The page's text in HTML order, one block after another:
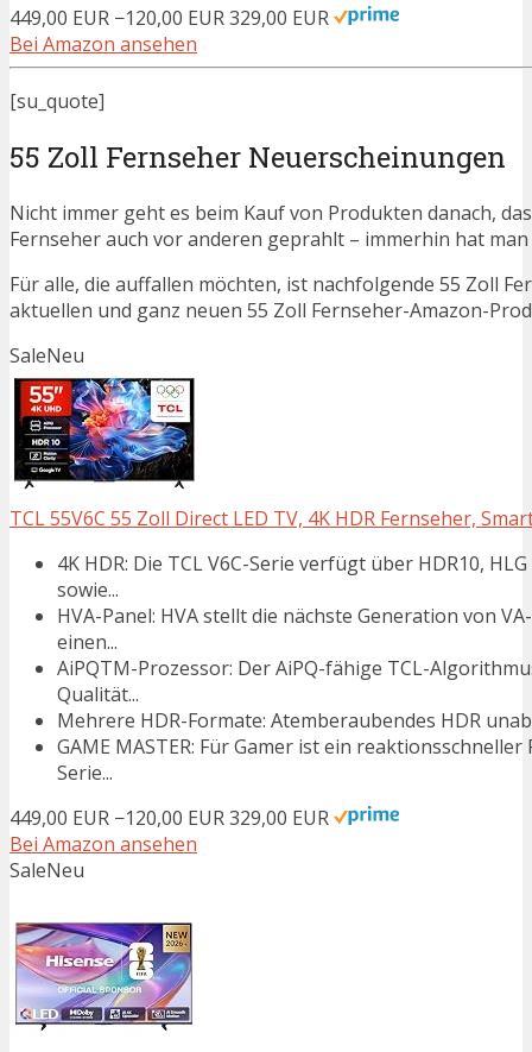
449,00 EUR −120,00 EUR329,00 EUR
Bei Amazon ansehen
[su_quote]
55 Zoll Fernseher Neuerscheinungen
Nicht immer geht es beim Kauf von Produkten danach,
Fernseher auch vor anderen geprahlt – immerhin hat
Für alle, die auffallen möchten, ist nachfolgende 55 Zoll
aktuellen und ganz neuen 55 Zoll Fernseher-Amazon-
SaleNeu
TCL 55V6C 55 Zoll Direct LED TV, 4K HDR Fernseher,
4K HDR: Die TCL V6C-Serie verfügt über HDR10,
sowie...
HVA-Panel: HVA stellt die nächste Generation von
einen...
AiPQTM-Prozessor: Der AiPQ-fähige TCL-
Qualität...
Mehrere HDR-Formate: Atemberaubendes HDR
GAME MASTER: Für Gamer ist ein
Serie...
449,00 EUR −120,00 EUR329,00 EUR
Bei Amazon ansehen
SaleNeu